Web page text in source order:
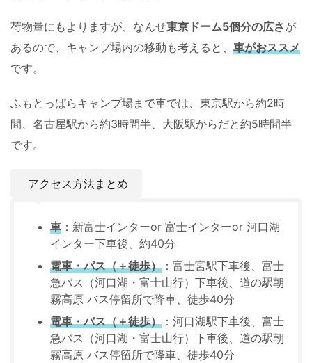
荷物量にもよりますが、なんせ東京ドーム5個分の広さが
あるので、キャンプ場内の移動も考えると、 車がおススメ
です。
ふもとっぱらキャンプ場まで車では、東京駅から約2時
間、名古屋駅から約3時間半、大阪駅からだと約5時間半
です。
アクセス方法まとめ
車 ：新富士インターor 富士インターor 河口湖
インター下車後、約40分
電車・バス（＋徒歩） ：富士宮駅下車後、富士
急バス（河口湖・富士山行）下車後、道の駅朝
霧高原 バス停留所で降車、徒歩40分
電車・バス（＋徒歩） ：河口湖駅下車後、富士
急バス（河口湖・富士山行）下車後、道の駅朝
霧高原 バス停留所で降車、徒歩40分